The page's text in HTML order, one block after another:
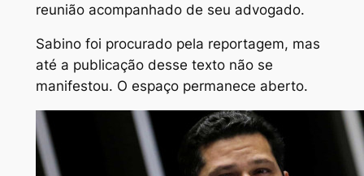
reunião acompanhado de seu advogado.
Sabino foi procurado pela reportagem, mas
até a publicação desse texto não se
manifestou. O espaço permanece aberto.